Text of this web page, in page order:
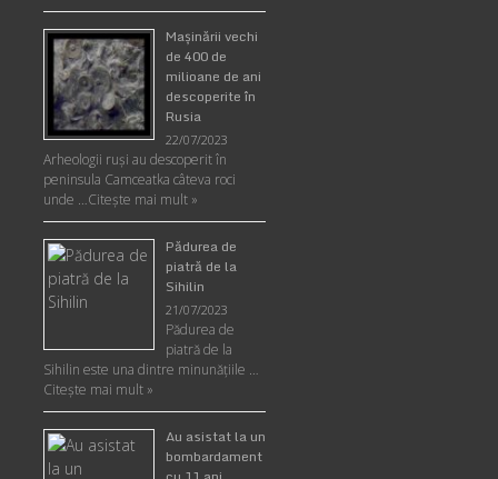
Maşinării vechi
de 400 de
milioane de ani
descoperite în
Rusia
22/07/2023
Arheologii ruşi au descoperit în
peninsula Camceatka câteva roci
unde …Citește mai mult »
Pădurea de
piatră de la
Sihilin
21/07/2023
Pădurea de
piatră de la
Sihilin este una dintre minunăţiile …
Citește mai mult »
Au asistat la un
bombardament